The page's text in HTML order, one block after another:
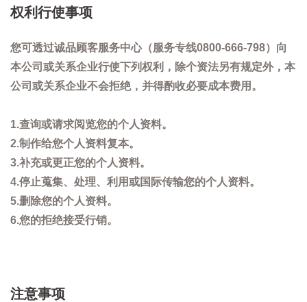
权利行使事项
您可透过诚品顾客服务中心（服务专线0800-666-798）向
本公司或关系企业行使下列权利，除个资法另有规定外，本
公司或关系企业不会拒绝，并得酌收必要成本费用。
1.查询或请求阅览您的个人资料。
2.制作给您个人资料复本。
3.补充或更正您的个人资料。
4.停止蒐集、处理、利用或国际传输您的个人资料。
5.删除您的个人资料。
6.您的拒绝接受行销。
注意事项